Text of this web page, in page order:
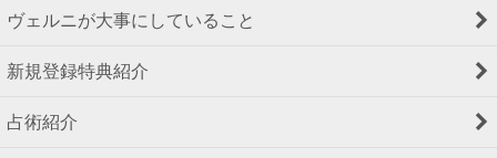
ヴェルニが大事にしていること
新規登録特典紹介
占術紹介